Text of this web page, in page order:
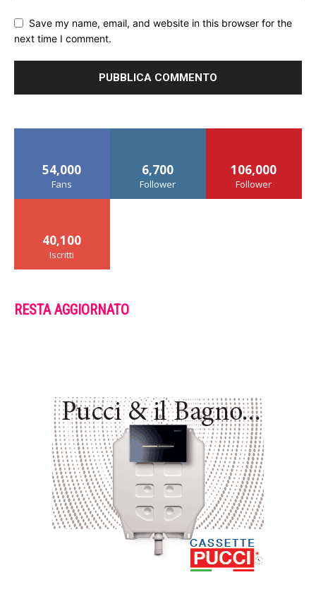
Save my name, email, and website in this browser for the
next time I comment.
54,000
Fans
6,700
Follower
106,000
Follower
40,100
Iscritti
RESTA AGGIORNATO